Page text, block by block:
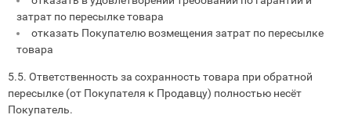
затрат по пересылке товара
отказать Покупателю возмещения затрат по пересылке
товара
5.5. Ответственность за сохранность товара при обратной
пересылке (от Покупателя к Продавцу) полностью несёт
Покупатель.